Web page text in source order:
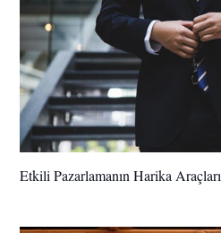
Etkili Pazarlamanın Harika Araçları